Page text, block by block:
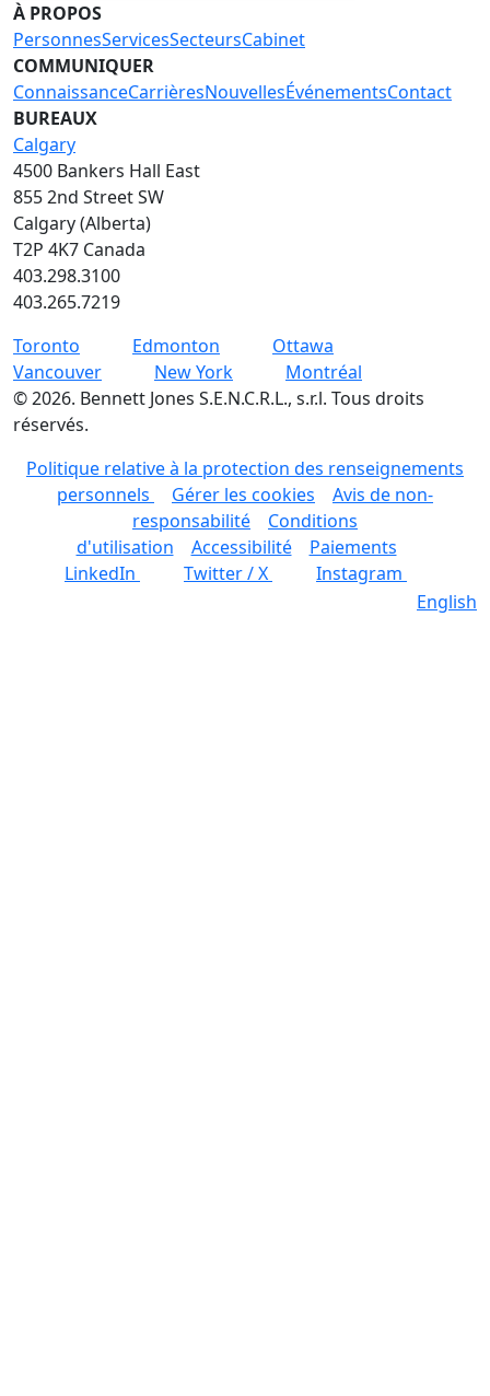
À PROPOS
PersonnesServicesSecteursCabinet
COMMUNIQUER
ConnaissanceCarrièresNouvellesÉvénementsContact
BUREAUX
Calgary
4500 Bankers Hall East
855 2nd Street SW
Calgary (Alberta)
T2P 4K7 Canada
403.298.3100
403.265.7219
Toronto
Edmonton
Ottawa
Vancouver
New York
Montréal
©2026. Bennett Jones S.E.N.C.R.L., s.r.l. Tous droits
réservés.
Politique relative à la protection des renseignements
personnels
Gérer les cookies
Avis de non-
responsabilité
Conditions
d'utilisation
Accessibilité
Paiements
LinkedIn
Twitter / X
Instagram
English